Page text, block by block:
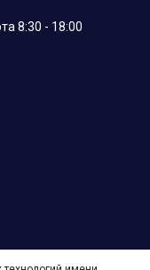
8:30 - 18:00